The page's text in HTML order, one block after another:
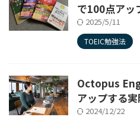
で100点アッ
2025/5/11
TOEIC勉強法
Octopus
アップする
2024/12/22